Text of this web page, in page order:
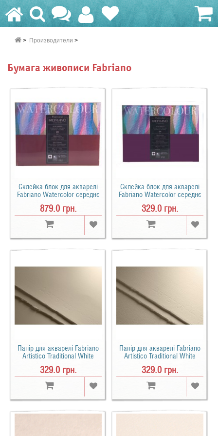
Производители
Бумага живописи Fabriano
Склейка блок для акварелі
Fabriano Watercolor середнє
20 арк.
879.0 грн.
Склейка блок для акварелі
Fabriano Watercolor середнє
20 арк.
329.0 грн.
Папір для акварелі Fabriano
Artistico Traditional White
B2 (56х76см) 300 г/м2
329.0 грн.
Папір для акварелі Fabriano
Artistico Traditional White
B2 (56х76см) 300 г/м2
329.0 грн.